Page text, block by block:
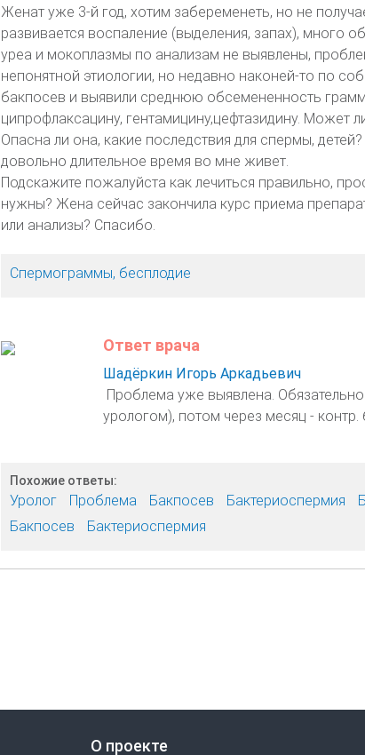
Женат уже 3-й год, хотим забеременеть, но не
развивается воспаление (выделения, запах), много
уреа и мокоплазмы по анализам не выявлены,
непонятной этиологии, но недавно наконей-то по
бакпосев и выявили среднюю обсемененность
ципрофлаксацину, гентамицину,цефтазидину. Может
Опасна ли она, какие последствия для спермы,
довольно длительное время во мне живет.
Подскажите пожалуйста как лечиться правильно,
нужны? Жена сейчас закончила курс приема
или анализы? Спасибо.
Спермограммы, бесплодие
Ответ врача
Шадёркин Игорь Аркадьевич
Проблема уже выявлена.
урологом), потом через месяц - контр.
Похожие ответы:
Уролог Проблема Бакпосев Бактериоспермия
Бакпосев
Бактериоспермия
О проекте